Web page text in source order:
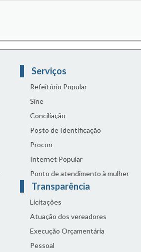
Serviços
Refeitório Popular
Sine
Conciliação
Posto de Identificação
Procon
Internet Popular
Ponto de atendimento à mulher
Transparência
Licitações
Atuação dos vereadores
Execução Orçamentária
Pessoal